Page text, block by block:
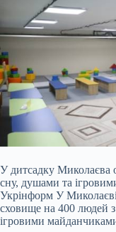
У дитсадку Миколаєва
сну, душами та
Укрінформ У
сховище на 400 людей
ігровими